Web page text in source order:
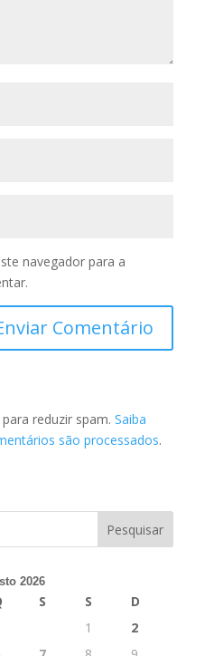
navegador para a
reduzir spam. Saiba
são processados.
2026
S S
D
1
2